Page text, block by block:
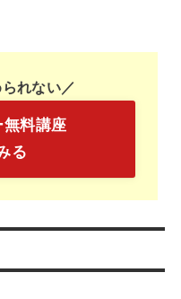
れない／
料講座
る